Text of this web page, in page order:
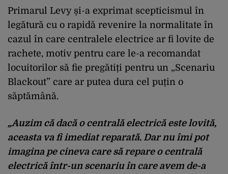
Primarul Levy și-a exprimat scepticismul în
legătură cu o rapidă revenire la normalitate în
cazul în care centralele electrice ar fi lovite de
rachete, motiv pentru care le-a recomandat
locuitorilor să fie pregătiți pentru un „Scenariu
Blackout” care ar putea dura cel puțin o
săptămână.
„Auzim că dacă o centrală electrică este lovită,
aceasta va fi imediat reparată. Dar nu îmi pot
imagina pe cineva care să repare o centrală
electrică într-un scenariu în care avem de-a